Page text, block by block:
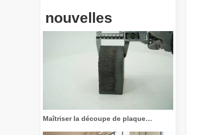
nouvelles
Maîtriser la découpe de plaques épaisses : comment les machines de découpe laser à fibre révolutionnent la fabrication